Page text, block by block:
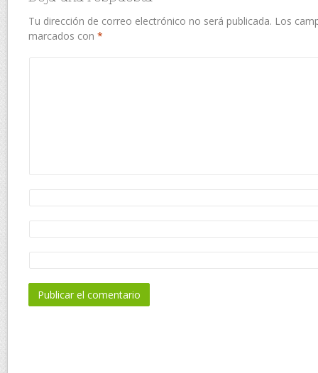
Tu dirección de correo electrónico no será publicada. Los
marcados con *